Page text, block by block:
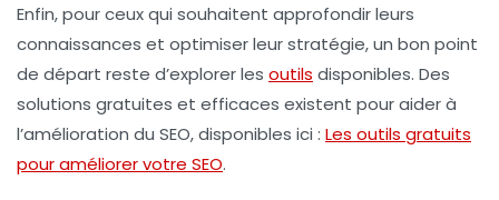
Enfin, pour ceux qui souhaitent approfondir leurs
connaissances et optimiser leur stratégie, un bon point
de départ reste d’explorer les outils disponibles. Des
solutions gratuites et efficaces existent pour aider à
l’amélioration du SEO, disponibles ici : Les outils gratuits
pour améliorer votre SEO.